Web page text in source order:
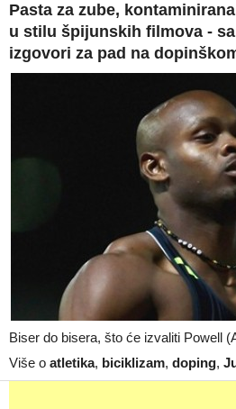
Pasta za zube,
u stilu špijunskih filmova -
izgovori za pad na
Biser do bisera, što će izvaliti Powell
Više o atletika, biciklizam, doping,